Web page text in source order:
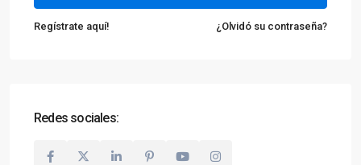
Regístrate aquí! ¿Olvidó su contraseña?
Redes sociales: